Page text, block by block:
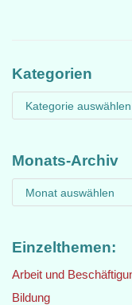
Kategorien
Monats-Archiv
Einzelthemen:
Arbeit und
Bildung